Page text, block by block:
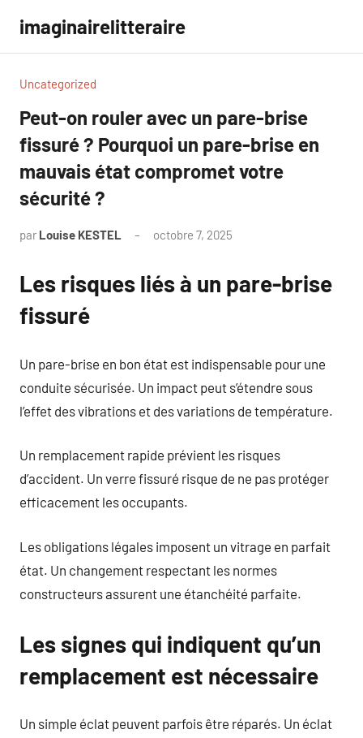
contenu
imaginairelitteraire
Uncategorized
Peut-on rouler avec un pare-brise
fissuré ? Pourquoi un pare-brise en
mauvais état compromet votre
sécurité ?
par Louise KESTEL octobre 7, 2025
Les risques liés à un pare-brise
fissuré
Un pare-brise en bon état est indispensable pour une
conduite sécurisée. Un impact peut s’étendre sous
l’effet des vibrations et des variations de température.
Un remplacement rapide prévient les risques
d’accident. Un verre fissuré risque de ne pas protéger
efficacement les occupants.
Les obligations légales imposent un vitrage en parfait
état. Un changement respectant les normes
constructeurs assurent une étanchéité parfaite.
Les signes qui indiquent qu’un
remplacement est nécessaire
Un simple éclat peuvent parfois être réparés. Un éclat